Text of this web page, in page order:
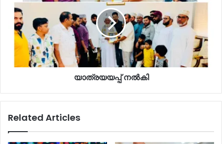
യാത്രയയപ്പ് നൽകി
Related Articles